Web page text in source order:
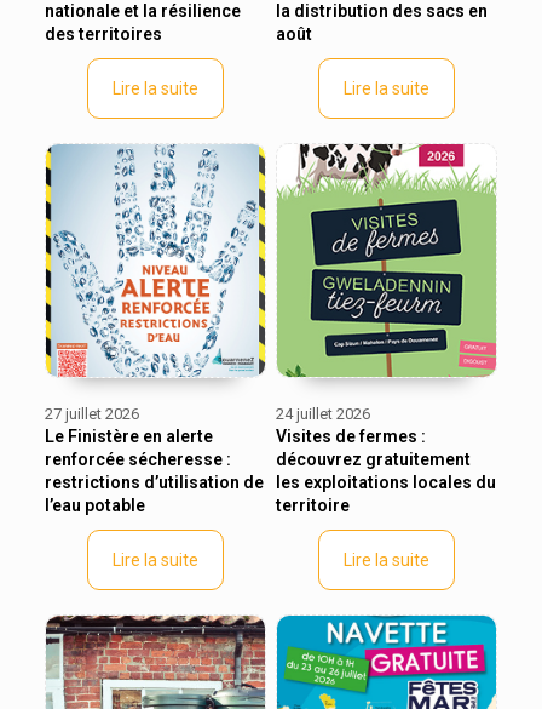
nationale et la résilience
des territoires
Lire la suite
la distribution des sacs en
août
Lire la suite
27 juillet 2026
Le Finistère en alerte
renforcée sécheresse :
restrictions d’utilisation de
l’eau potable
Lire la suite
24 juillet 2026
Visites de fermes :
découvrez gratuitement
les exploitations locales du
territoire
Lire la suite